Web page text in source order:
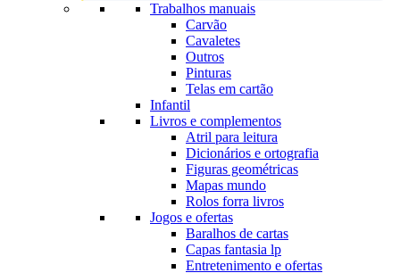
Trabalhos manuais
Carvão
Cavaletes
Outros
Pinturas
Telas em cartão
Infantil
Livros e complementos
Atril para leitura
Dicionários e ortografia
Figuras geométricas
Mapas mundo
Rolos forra livros
Jogos e ofertas
Baralhos de cartas
Capas fantasia lp
Entretenimento e ofertas